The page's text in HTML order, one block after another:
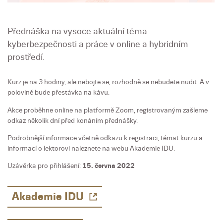
Přednáška na vysoce aktuální téma
kyberbezpečnosti a práce v online a hybridním
prostředí.
Kurz je na 3 hodiny, ale nebojte se, rozhodně se nebudete nudit. A v
polovině bude přestávka na kávu.
Akce proběhne online na platformě Zoom, registrovaným zašleme
odkaz několik dní před konáním přednášky.
Podrobnější informace včetně odkazu k registraci, témat kurzu a
informací o lektorovi naleznete na webu Akademie IDU.
Uzávěrka pro přihlášení: 15. června 2022
Akademie IDU